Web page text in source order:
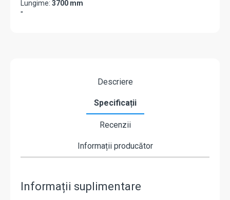
Lungime: 3700 mm
"
Descriere
Specificații
Recenzii
Informații producător
Informații suplimentare